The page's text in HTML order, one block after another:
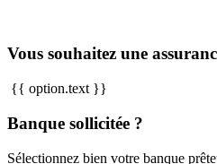
Vous souhaitez une
{{ option.text }}
Banque sollicitée ?
Sélectionnez bien votre banque